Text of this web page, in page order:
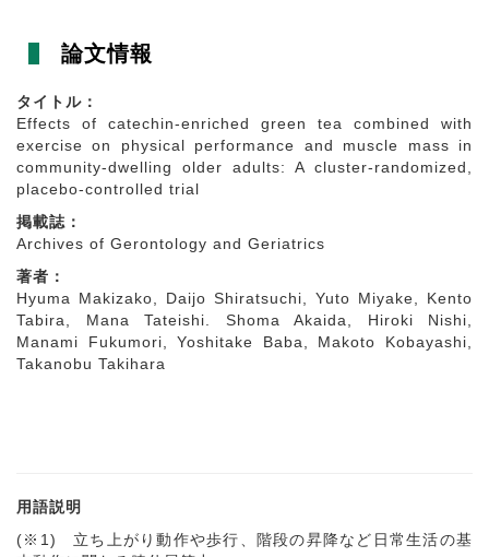
論文情報
タイトル：
Effects of catechin-enriched green tea combined with
exercise on physical performance and muscle mass in
community-dwelling older adults: A cluster-randomized,
placebo-controlled trial
掲載誌：
Archives of Gerontology and Geriatrics
著者：
Hyuma Makizako, Daijo Shiratsuchi, Yuto Miyake, Kento
Tabira, Mana Tateishi. Shoma Akaida, Hiroki Nishi,
Manami Fukumori, Yoshitake Baba, Makoto Kobayashi,
Takanobu Takihara
用語説明
(※1) 立ち上がり動作や歩行、階段の昇降など日常生活の基